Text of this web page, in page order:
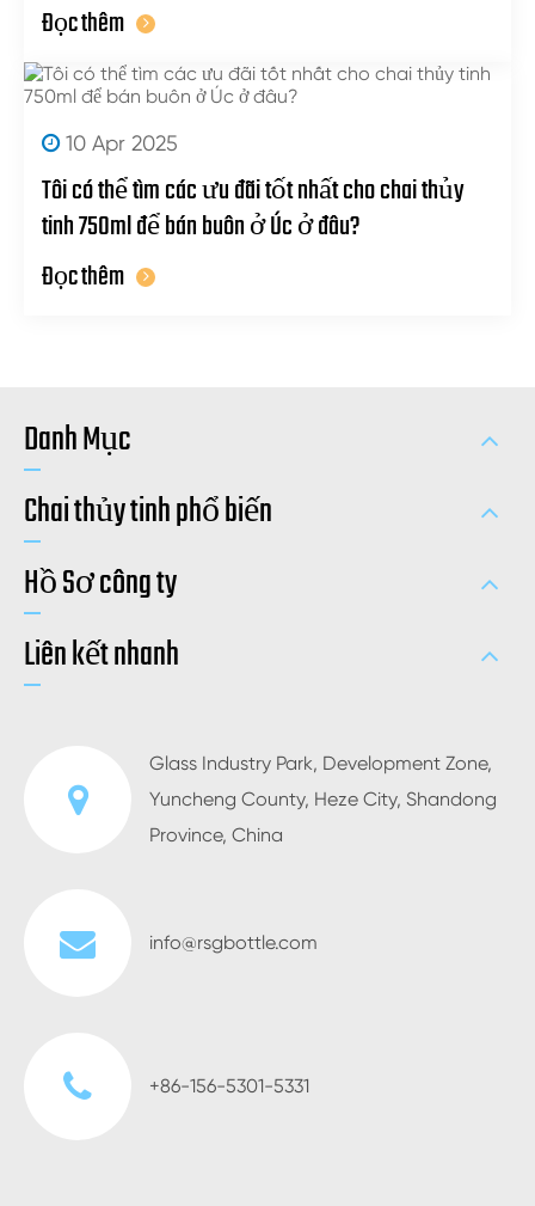
Đọc thêm
10 Apr 2025
Tôi có thể tìm các ưu đãi tốt nhất cho chai thủy
tinh 750ml để bán buôn ở Úc ở đâu?
Đọc thêm
Danh Mục
Chai thủy tinh phổ biến
Hồ Sơ công ty
Liên kết nhanh
Glass Industry Park, Development Zone,
Yuncheng County, Heze City, Shandong
Province, China
info@rsgbottle.com
+86-156-5301-5331